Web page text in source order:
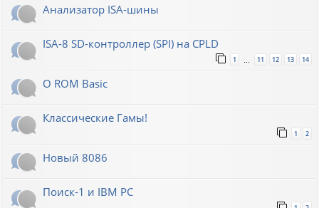
Анализатор ISA-шины
ISA-8 SD-контроллер (SPI) на CPLD
1 11 12 13 14
О ROM Basic
Классические Гамы!
1 2
Новый 8086
Поиск-1 и IBM PC